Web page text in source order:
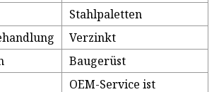
Stahlpaletten
Verzinkt
Baugerüst
OEM-Service ist